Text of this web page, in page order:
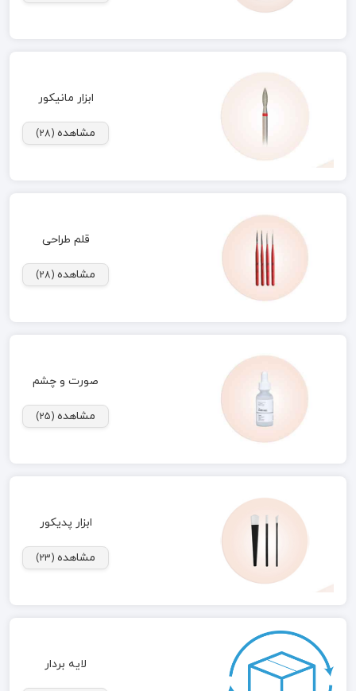
ابزار مانیکور
مشاهده (28)
قلم طراحی
مشاهده (28)
صورت و چشم
مشاهده (25)
ابزار پدیکور
مشاهده (23)
لایه بردار